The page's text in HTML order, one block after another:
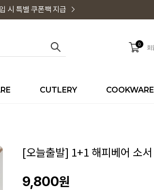
시 특별 쿠폰팩 지급
0 회
CUTLERY COOKWARE
[오늘출발] 1+1 해피베어 소서
9,800원